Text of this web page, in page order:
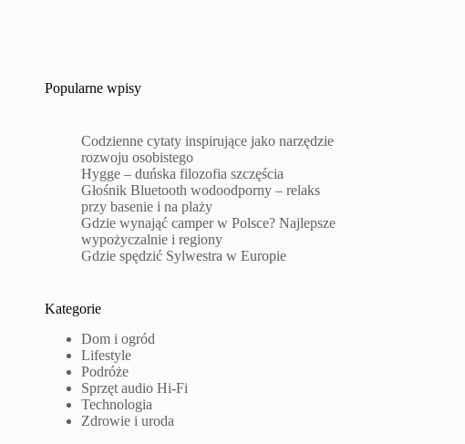
Popularne wpisy
Codzienne cytaty inspirujące jako narzędzie
rozwoju osobistego
Hygge – duńska filozofia szczęścia
Głośnik Bluetooth wodoodporny – relaks
przy basenie i na plaży
Gdzie wynająć camper w Polsce? Najlepsze
wypożyczalnie i regiony
Gdzie spędzić Sylwestra w Europie
Kategorie
Dom i ogród
Lifestyle
Podróże
Sprzęt audio Hi-Fi
Technologia
Zdrowie i uroda